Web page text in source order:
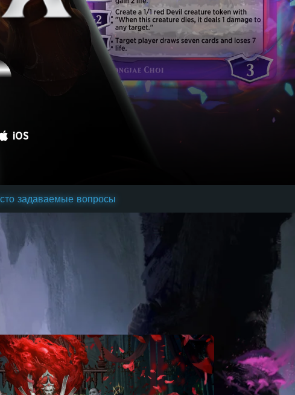
iOS
задаваемые вопросы